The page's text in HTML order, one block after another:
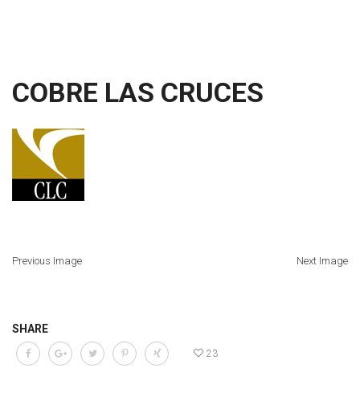
COBRE LAS CRUCES
Previous Image Next Image
SHARE
23